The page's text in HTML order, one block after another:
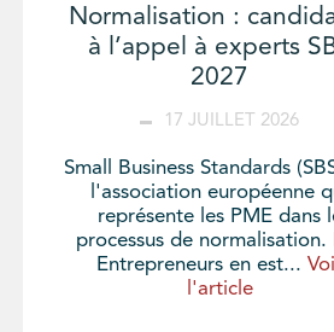
Normalisation :
à l’appel à experts
2027
17 JUILLET 2026
Small Business Standards
l'association européenne
représente les PME dans
processus de normalisation.
Entrepreneurs en est...
l'article